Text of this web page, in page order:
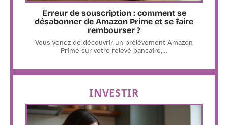
Erreur de souscription : comment se
désabonner de Amazon Prime et se faire
rembourser ?
Vous venez de découvrir un prélèvement Amazon
Prime sur votre relevé bancaire,…
INVESTIR